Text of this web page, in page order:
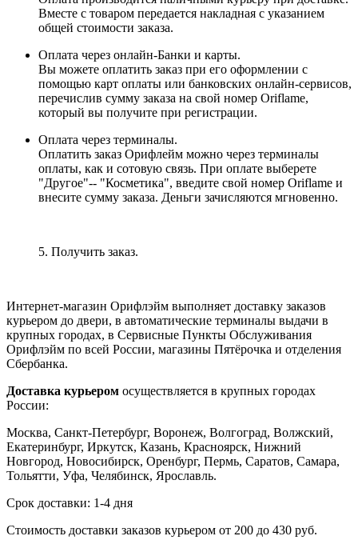
Вместе с товаром передается накладная с указанием
общей стоимости заказа.
Оплата через онлайн-Банки и карты.
Вы можете оплатить заказ при его оформлении с
помощью карт оплаты или банковских онлайн-сервисов,
перечислив сумму заказа на свой номер Oriflame,
который вы получите при регистрации.
Оплата через терминалы.
Оплатить заказ Орифлейм можно через терминалы
оплаты, как и сотовую связь. При оплате выберете
"Другое"-- "Косметика", введите свой номер Oriflame и
внесите сумму заказа. Деньги зачисляются мгновенно.
5. Получить заказ.
Интернет-магазин Орифлэйм выполняет доставку заказов
курьером до двери, в автоматические терминалы выдачи в
крупных городах, в Сервисные Пункты Обслуживания
Орифлэйм по всей России, магазины Пятёрочка и отделения
Сбербанка.
Доставка курьером осуществляется в крупных городах
России:
Москва, Санкт-Петербург, Воронеж, Волгоград, Волжский,
Екатеринбург, Иркутск, Казань, Красноярск, Нижний
Новгород, Новосибирск, Оренбург, Пермь, Саратов, Самара,
Тольятти, Уфа, Челябинск, Ярославль.
Срок доставки: 1-4 дня
Стоимость доставки заказов курьером от 200 до 430 руб.